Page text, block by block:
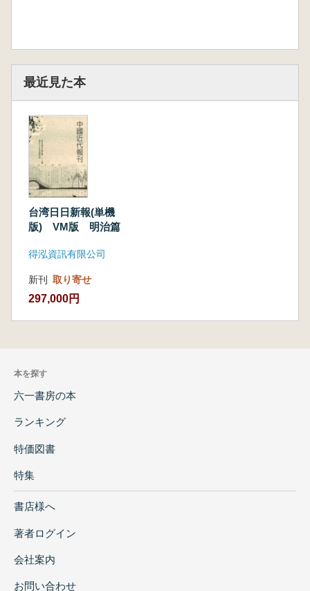
A:インストールの手順は、外付けHDDをパソ
コンにつなぎ、(必要があればデータをパソコ
ンに移し)、検索用のプログラムをインストー
ルします。インストール方法は説明書のファイ
ルが入っていますので参照いただけますが、説
明文は中国語となっています。また、インスト
ールにはやや応用的なパソコンの知識を必要と
Q:データのコピーはできますか?
A:必要に応じてファイルのデータをパソコンに
ンスは1台での利用のため、複数台のパソコン
では同時に使用できませんのでご注意くださ
最近見た本
台湾日日新報(単機
版) VM版 明治篇
得泓資訊有限公司
新刊 取り寄せ
297,000円
本を探す
六一書房の本
ランキング
特価図書
特集
書店様へ
著者ログイン
会社案内
お問い合わせ